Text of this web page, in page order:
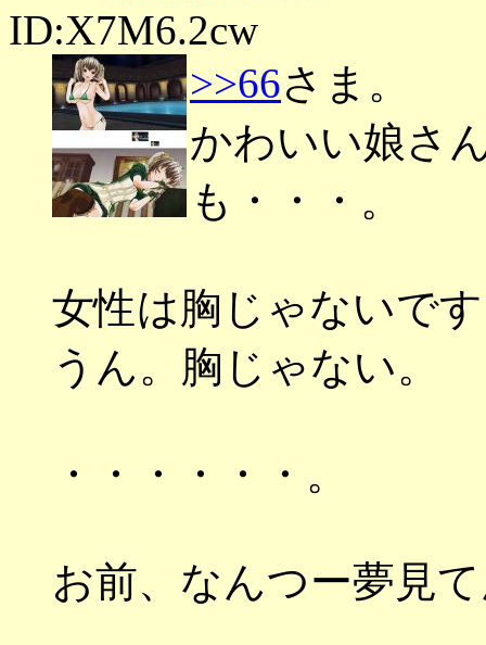
ID:X7M6.2cw
>>66さま。
かわいい娘さ
も・・・。
女性は胸じゃないで
うん。胸じゃない。
・・・・・・。
お前、なんつー夢見